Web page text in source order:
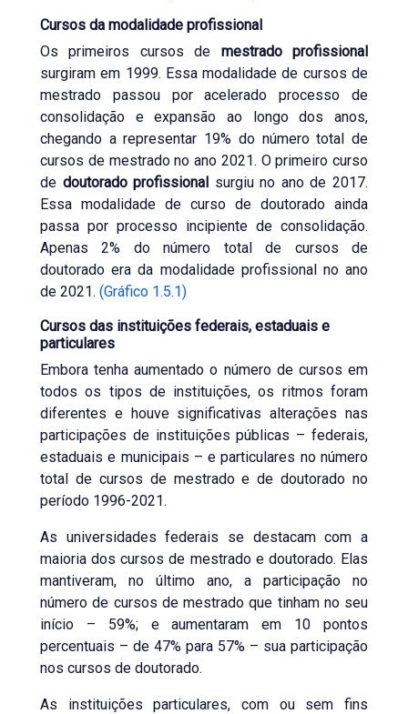
Cursos da modalidade profissional
Os primeiros cursos de mestrado profissional
surgiram em 1999. Essa modalidade de cursos de
mestrado passou por acelerado processo de
consolidação e expansão ao longo dos anos,
chegando a representar 19% do número total de
cursos de mestrado no ano 2021. O primeiro curso
de doutorado profissional surgiu no ano de 2017.
Essa modalidade de curso de doutorado ainda
passa por processo incipiente de consolidação.
Apenas 2% do número total de cursos de
doutorado era da modalidade profissional no ano
de 2021. (Gráfico 1.5.1)
Cursos das instituições federais, estaduais e
particulares
Embora tenha aumentado o número de cursos em
todos os tipos de instituições, os ritmos foram
diferentes e houve significativas alterações nas
participações de instituições públicas – federais,
estaduais e municipais – e particulares no número
total de cursos de mestrado e de doutorado no
período 1996-2021.
As universidades federais se destacam com a
maioria dos cursos de mestrado e doutorado. Elas
mantiveram, no último ano, a participação no
número de cursos de mestrado que tinham no seu
início – 59%; e aumentaram em 10 pontos
percentuais – de 47% para 57% – sua participação
nos cursos de doutorado.
As instituições particulares, com ou sem fins